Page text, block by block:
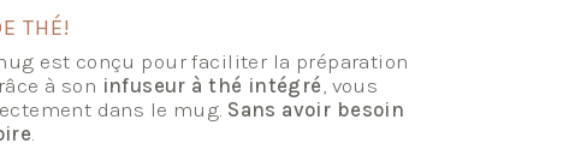
THÉ!
est conçu pour faciliter la préparation
à son infuseur à thé intégré, vous
dans le mug. Sans avoir besoin
.